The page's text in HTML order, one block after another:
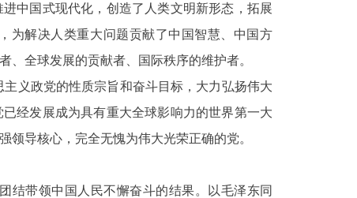
中国式现代化，创造了人类文明新形态，拓展
为解决人类重大问题贡献了中国智慧、中国方
全球发展的贡献者、国际秩序的维护者。
义政党的性质宗旨和奋斗目标，大力弘扬伟大
经发展成为具有重大全球影响力的世界第一大
导核心，完全无愧为伟大光荣正确的党。
结带领中国人民不懈奋斗的结果。以毛泽东同